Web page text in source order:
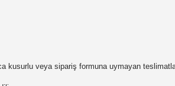
kusurlu veya sipariş formuna uymayan